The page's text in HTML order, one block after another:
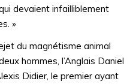
devaient infailliblement
»
du magnétisme animal
hommes, l’Anglais Daniel
Didier, le premier ayant